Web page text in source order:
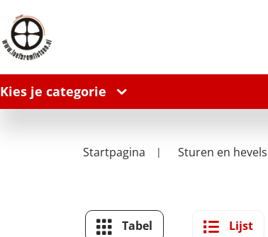
Kies je categorie
Startpagina Sturen en hevels
Tabel Lijst